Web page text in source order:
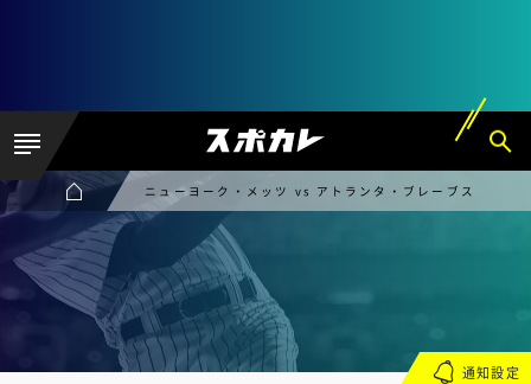
ニューヨーク・メッツ vs アトランタ・ブレーブス
通知設定